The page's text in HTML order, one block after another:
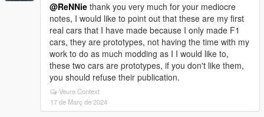
@ReNNie thank you very much for your mediocre
notes, I would like to point out that these are my first
real cars that I have made because I only made F1
cars, they are prototypes, not having the time with my
work to do as much modding as I I would like to,
these two cars are prototypes, if you don't like them,
you should refuse their publication.
Veure Context
17 de Març de 2024